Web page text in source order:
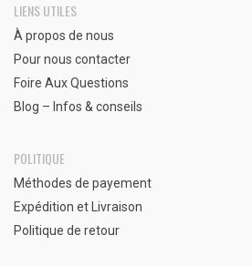
LIENS UTILES
À propos de nous
Pour nous contacter
Foire Aux Questions
Blog – Infos & conseils
POLITIQUE
Méthodes de payement
Expédition et Livraison
Politique de retour